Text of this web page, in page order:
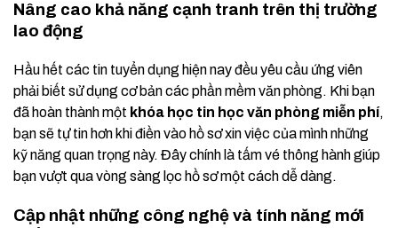
Nâng cao khả năng cạnh tranh trên thị trường
lao động
Hầu hết các tin tuyển dụng hiện nay đều yêu cầu ứng viên
phải biết sử dụng cơ bản các phần mềm văn phòng. Khi bạn
đã hoàn thành một khóa học tin học văn phòng miễn phí,
bạn sẽ tự tin hơn khi điền vào hồ sơ xin việc của mình những
kỹ năng quan trọng này. Đây chính là tấm vé thông hành giúp
bạn vượt qua vòng sàng lọc hồ sơ một cách dễ dàng.
Cập nhật những công nghệ và tính năng mới